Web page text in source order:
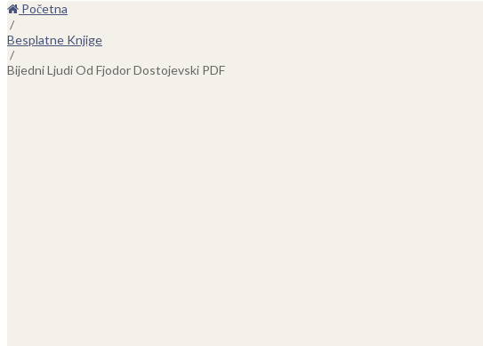
Početna
/
Besplatne Knjige
/
Bijedni Ljudi Od Fjodor Dostojevski PDF